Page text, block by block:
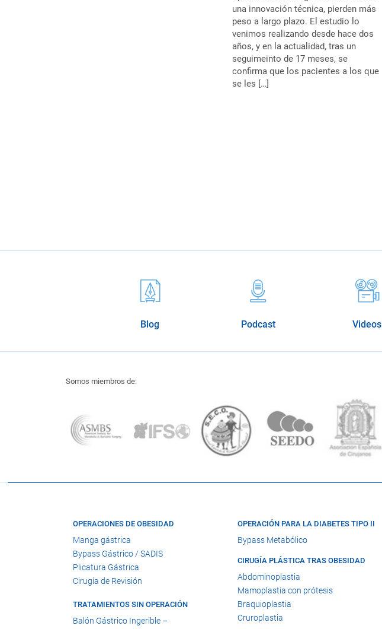
una innovación técnica, pierden más
peso a largo plazo. El estudio lo
venimos realizando desde hace dos
años, y en la actualidad, tras un
seguimeinto de 17 meses, se
confirma que los pacientes a los que
se les […]
Blog Podcast Videos
Somos miembros de:
OPERACIONES DE OBESIDAD
Manga gástrica
Bypass Gástrico / SADIS
Plicatura Gástrica
Cirugía de Revisión
TRATAMIENTOS SIN OPERACIÓN
Balón Gástrico Ingerible –
OPERACIÓN PARA LA DIABETES TIPO II
Bypass Metabólico
CIRUGÍA PLÁSTICA TRAS OBESIDAD
Abdominoplastia
Mamoplastia con prótesis
Braquioplastia
Cruroplastia